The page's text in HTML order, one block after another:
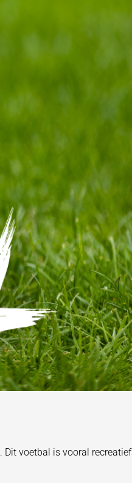
Dit voetbal is vooral recreatief